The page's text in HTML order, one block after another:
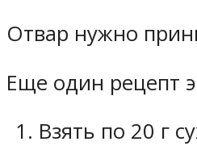
Отвар нужно
Еще один рецепт
Взять по 20 г